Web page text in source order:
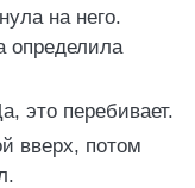
на него.
определила
перебивает.
вверх, потом